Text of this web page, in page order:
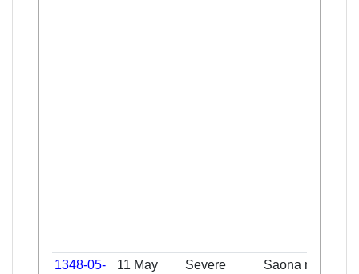
1348-05-
11 May
Severe
Saona nocens